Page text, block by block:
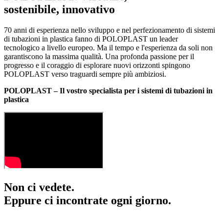
sostenibile, innovativo
70 anni di esperienza nello sviluppo e nel perfezionamento di sistemi
di tubazioni in plastica fanno di POLOPLAST un leader
tecnologico a livello europeo. Ma il tempo e l'esperienza da soli non
garantiscono la massima qualità. Una profonda passione per il
progresso e il coraggio di esplorare nuovi orizzonti spingono
POLOPLAST verso traguardi sempre più ambiziosi.
POLOPLAST – Il vostro specialista per i sistemi di tubazioni in
plastica
Non ci vedete.
Eppure ci incontrate ogni giorno.